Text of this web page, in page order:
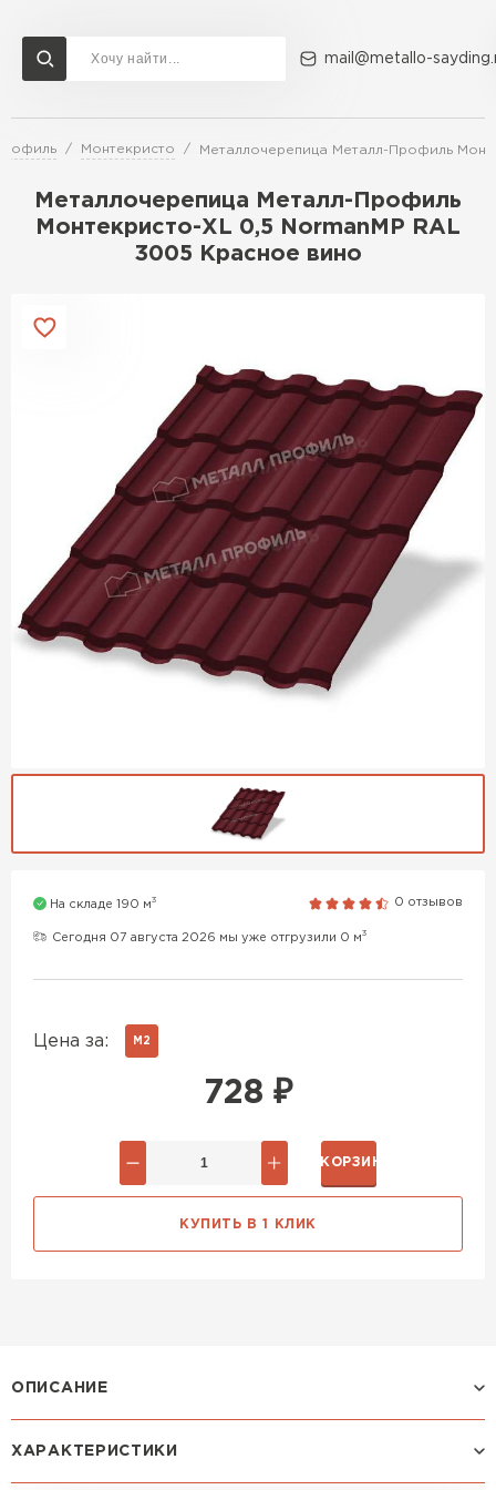
mail@metallo-
Монтекристо Металлочерепица Металл-Профиль
Металлочерепица Металл-Профиль
Монтекристо-XL 0,5 NormanMP RAL
3005 Красное вино
На складе 190 м3 0 отзывов
Сегодня 07 августа 2026 мы уже отгрузили 0 м3
Цена за: М2
728 ₽
В КОРЗИНУ
КУПИТЬ В 1 КЛИК
ОПИСАНИЕ
Профиль МОНТЕКРИСТО:
ХАРАКТЕРИСТИКИ
Доставка и оплата Акции О компании Контакты
Перейти в каталог